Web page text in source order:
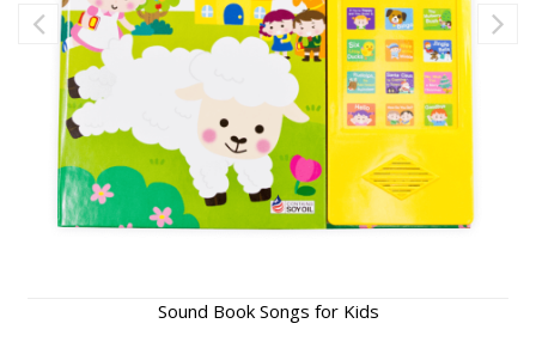
Sound Book Songs for Kids